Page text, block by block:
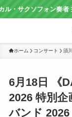
ソフォン奏者 須川展
ホーム コンサート 須
6月18日 《
2026 特別
バンド 2026